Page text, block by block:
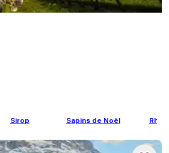
Sirop Sapins de Noël